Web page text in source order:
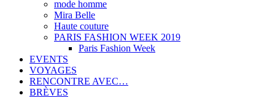
mode homme
Mira Belle
Haute couture
PARIS FASHION WEEK 2019
Paris Fashion Week
EVENTS
VOYAGES
RENCONTRE AVEC…
BRÈVES